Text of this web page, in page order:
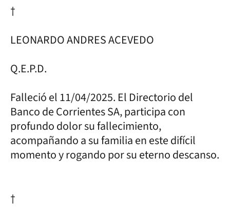
†
LEONARDO ANDRES ACEVEDO
Q.E.P.D.
Falleció el 11/04/2025. El Directorio del
Banco de Corrientes SA, participa con
profundo dolor su fallecimiento,
acompañando a su familia en este difícil
momento y rogando por su eterno descanso.
†